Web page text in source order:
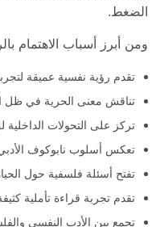
الضغط.
ومن أبرز أسباب الاهتمام
تقدم رؤية نفسية عميقة
تناقش معنى الحرية في ظل
تركز على التحولات الداخلية
تعكس أسلوب نابوكوف الأدبي
تفتح أسئلة فلسفية حول
تقدم تجربة قراءة تأملية
تجمع بين الأدب النفسي